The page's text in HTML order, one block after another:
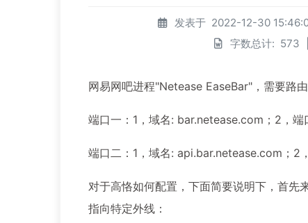
发表于 2022-12-30
字数总计: 573
网易网吧进程"Netease EaseBar"，需要路
端口一：1，域名: bar.netease.com；2，
端口二：1，域名: api.bar.netease.com；2
对于高恪如何配置，下面简要说明下，首
指向特定外线：